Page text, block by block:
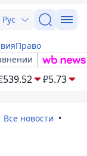
Рус
Право
539.52 ₽5.73
Все новости